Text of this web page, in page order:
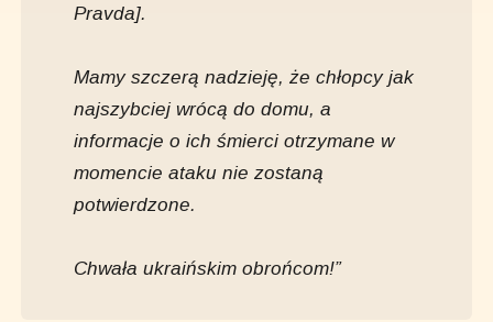
Pravda].
Mamy szczerą nadzieję, że chłopcy jak
najszybciej wrócą do domu, a
informacje o ich śmierci otrzymane w
momencie ataku nie zostaną
potwierdzone.
Chwała ukraińskim obrońcom!”